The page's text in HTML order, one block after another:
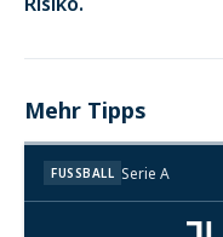
Mehr Tipps
FUSSBALL Serie A